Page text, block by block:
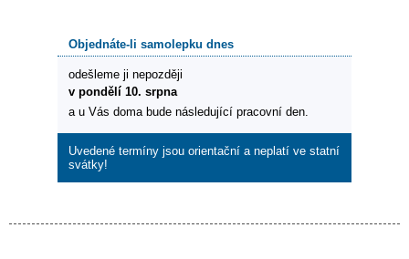
Objednáte-li samolepku dnes
odešleme ji nepozději
v pondělí 10. srpna
a u Vás doma bude následující pracovní den.
Uvedené termíny jsou orientační a neplatí ve statní
svátky!